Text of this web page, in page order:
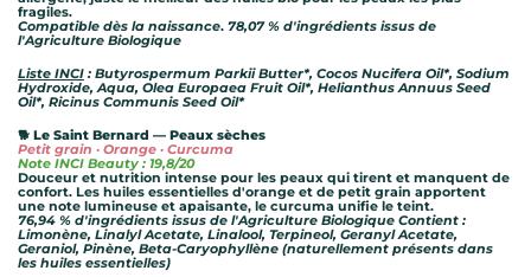
fragiles.
Compatible dès la naissance. 78,07 % d'ingrédients issus de
l'Agriculture Biologique
Liste INCI : Butyrospermum Parkii Butter*, Cocos Nucifera Oil*, Sodium
Hydroxide, Aqua, Olea Europaea Fruit Oil*, Helianthus Annuus Seed
Oil*, Ricinus Communis Seed Oil*
🐕 Le Saint Bernard — Peaux sèches
Petit grain · Orange · Curcuma
Note INCI Beauty : 19,8/20
Douceur et nutrition intense pour les peaux qui tirent et manquent de
confort. Les huiles essentielles d'orange et de petit grain apportent
une note lumineuse et apaisante, le curcuma unifie le teint.
76,94 % d'ingrédients issus de l'Agriculture Biologique Contient :
Limonène, Linalyl Acetate, Linalool, Terpineol, Geranyl Acetate,
Geraniol, Pinène, Beta-Caryophyllène (naturellement présents dans
les huiles essentielles)